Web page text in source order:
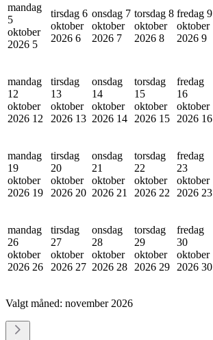
mandag
5
oktober
2026 5
tirsdag 6
oktober
2026 6
onsdag 7
oktober
2026 7
torsdag 8
oktober
2026 8
fredag 9
oktober
2026 9
mandag
12
oktober
2026 12
tirsdag
13
oktober
2026 13
onsdag
14
oktober
2026 14
torsdag
15
oktober
2026 15
fredag
16
oktober
2026 16
mandag
19
oktober
2026 19
tirsdag
20
oktober
2026 20
onsdag
21
oktober
2026 21
torsdag
22
oktober
2026 22
fredag
23
oktober
2026 23
mandag
26
oktober
2026 26
tirsdag
27
oktober
2026 27
onsdag
28
oktober
2026 28
torsdag
29
oktober
2026 29
fredag
30
oktober
2026 30
Valgt måned: november 2026